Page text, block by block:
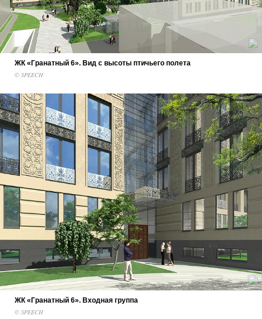
ЖК «Гранатный 6». Вид с высоты птичьего полета
© SPEECH
ЖК «Гранатный 6». Входная группа
© SPEECH